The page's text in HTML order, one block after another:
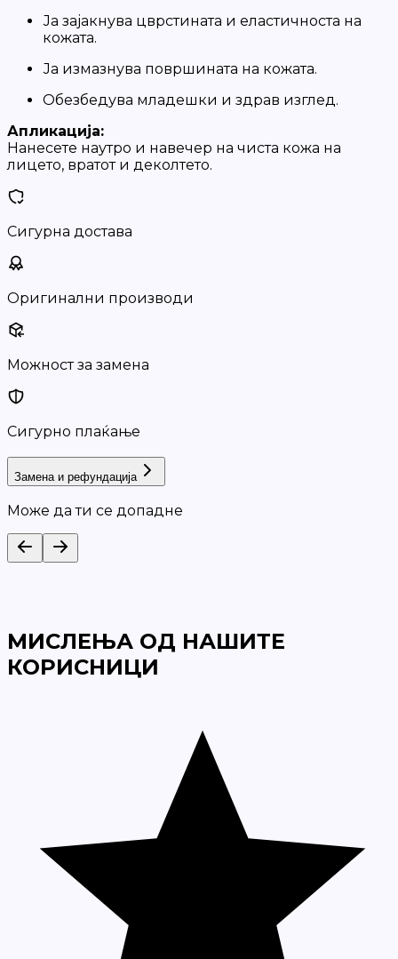
Ја зајакнува цврстината и еластичноста на
кожата.
Ја измазнува површината на кожата.
Обезбедува младешки и здрав изглед.
Апликација:
Нанесете наутро и навечер на чиста кожа на
лицето, вратот и деколтето.
Сигурна достава
Оригинални производи
Можност за замена
Сигурно плаќање
Замена и рефундација
Може да ти се допадне
МИСЛЕЊА ОД НАШИТЕ
КОРИСНИЦИ